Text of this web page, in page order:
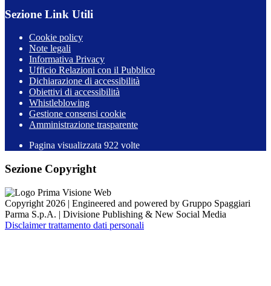
Sezione Link Utili
Cookie policy
Note legali
Informativa Privacy
Ufficio Relazioni con il Pubblico
Dichiarazione di accessibilità
Obiettivi di accessibilità
Whistleblowing
Gestione consensi cookie
Amministrazione trasparente
Pagina visualizzata 922 volte
Sezione Copyright
Copyright 2026 | Engineered and powered by Gruppo Spaggiari
Parma S.p.A. | Divisione Publishing & New Social Media
Disclaimer trattamento dati personali